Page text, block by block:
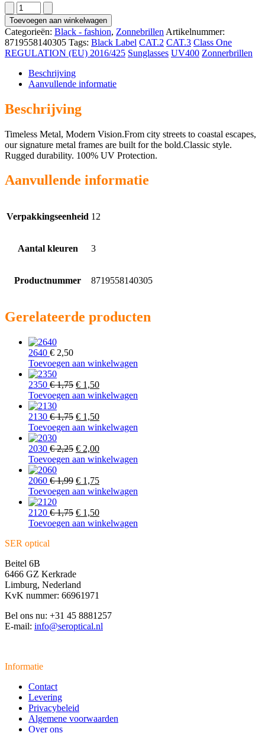
1080
aantal
Toevoegen aan winkelwagen
Categorieën: Black - fashion, Zonnebrillen Artikelnummer:
8719558140305 Tags: Black Label CAT.2 CAT.3 Class One
REGULATION (EU) 2016/425 Sunglasses UV400 Zonnerbrillen
Beschrijving
Aanvullende informatie
Beschrijving
Timeless Metal, Modern Vision.From city streets to coastal escapes,
our signature metal frames are built for the bold.Classic style.
Rugged durability. 100% UV Protection.
Aanvullende informatie
Verpakkingseenheid 12
Aantal kleuren 3
Productnummer 8719558140305
Gerelateerde producten
2640 € 2,50
Toevoegen aan winkelwagen
2350 €1,75 Oorspronkelijke
prijs
€ 1,75.
€ 1,50Huidige
prijs
€ 1,50.
Toevoegen aan winkelwagen
2130 €1,75 Oorspronkelijke
prijs
€ 1,75.
€ 1,50Huidige
prijs
€ 1,50.
Toevoegen aan winkelwagen
2030 €2,25 Oorspronkelijke
prijs
€ 2,25.
€ 2,00Huidige
prijs
€ 2,00.
Toevoegen aan winkelwagen
2060 €1,99 Oorspronkelijke
prijs
€ 1,99.
€ 1,75Huidige
prijs
€ 1,75.
Toevoegen aan winkelwagen
2120 €1,75 Oorspronkelijke
prijs
€ 1,50Huidige
prijs
Toevoegen aan winkelwagen
SER optical
Beitel 6B
6466 GZ Kerkrade
Limburg, Nederland
KvK nummer: 66961971
Bel ons nu: +31 45 8881257
E-mail: info@seroptical.nl
Informatie
Contact
Levering
Privacybeleid
Algemene voorwaarden
Over ons